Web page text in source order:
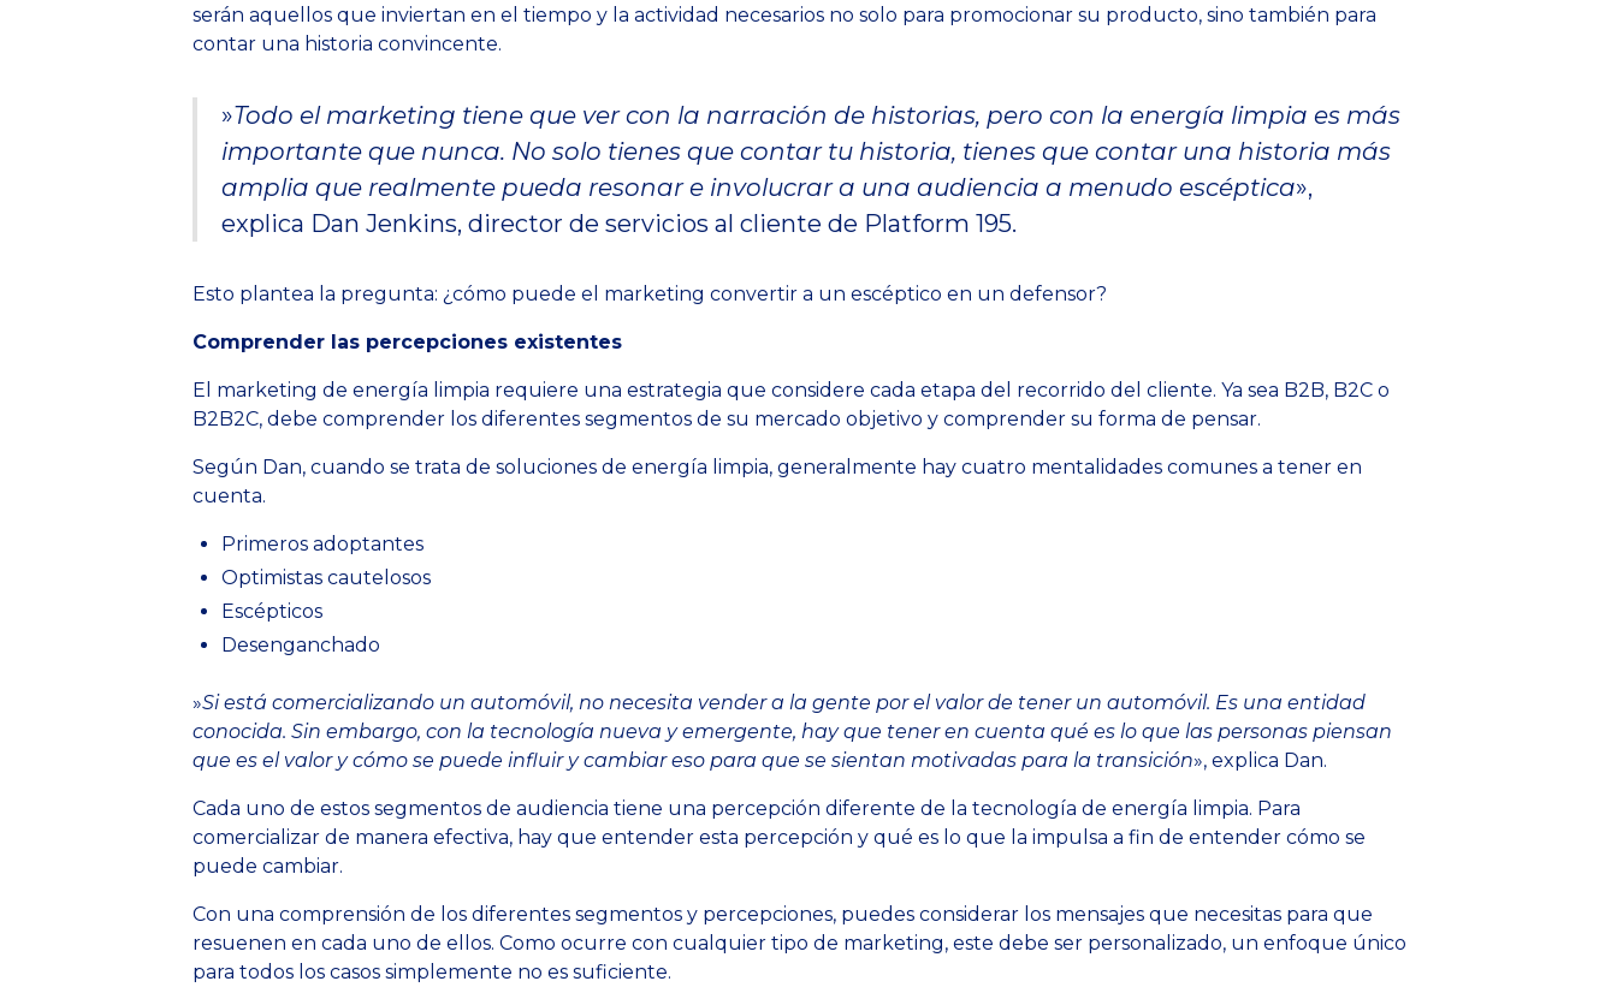
serán aquellos que inviertan en el tiempo y la actividad necesarios no solo para promocionar su producto, sino también para
contar una historia convincente.
»Todo el marketing tiene que ver con la narración de historias, pero con la energía limpia es más
importante que nunca. No solo tienes que contar tu historia, tienes que contar una historia más
amplia que realmente pueda resonar e involucrar a una audiencia a menudo escéptica»,
explica Dan Jenkins, director de servicios al cliente de Platform 195.
Esto plantea la pregunta: ¿cómo puede el marketing convertir a un escéptico en un defensor?
Comprender las percepciones existentes
El marketing de energía limpia requiere una estrategia que considere cada etapa del recorrido del cliente. Ya sea B2B, B2C o
B2B2C, debe comprender los diferentes segmentos de su mercado objetivo y comprender su forma de pensar.
Según Dan, cuando se trata de soluciones de energía limpia, generalmente hay cuatro mentalidades comunes a tener en
cuenta.
Primeros adoptantes
Optimistas cautelosos
Escépticos
Desenganchado
»Si está comercializando un automóvil, no necesita vender a la gente por el valor de tener un automóvil. Es una entidad
conocida. Sin embargo, con la tecnología nueva y emergente, hay que tener en cuenta qué es lo que las personas piensan
que es el valor y cómo se puede influir y cambiar eso para que se sientan motivadas para la transición», explica Dan.
Cada uno de estos segmentos de audiencia tiene una percepción diferente de la tecnología de energía limpia. Para
comercializar de manera efectiva, hay que entender esta percepción y qué es lo que la impulsa a fin de entender cómo se
puede cambiar.
Con una comprensión de los diferentes segmentos y percepciones, puedes considerar los mensajes que necesitas para que
resuenen en cada uno de ellos. Como ocurre con cualquier tipo de marketing, este debe ser personalizado, un enfoque único
para todos los casos simplemente no es suficiente.